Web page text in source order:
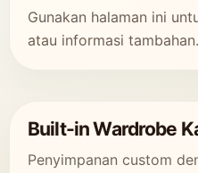
Gunakan halaman ini
atau informasi tambahan.
Built-in Wardrobe
Penyimpanan custom